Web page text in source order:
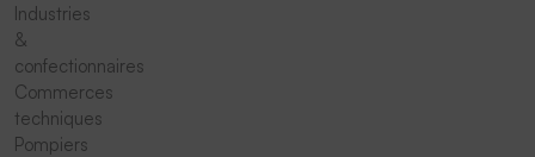
Industries
&
confectionnaires
Commerces
techniques
Pompiers